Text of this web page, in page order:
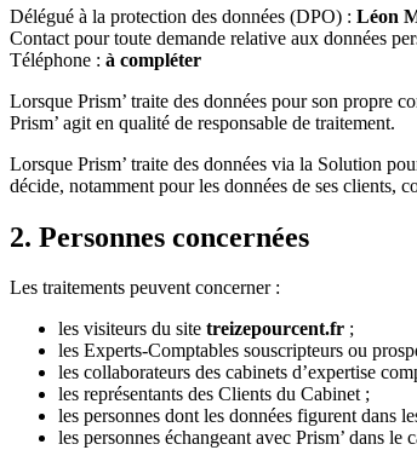
Délégué à la protection des données (DPO) : Léon
Contact pour toute demande relative aux données
Téléphone : à compléter
Lorsque Prism’ traite des données pour son propre
Prism’ agit en qualité de responsable de traitement.
Lorsque Prism’ traite des données via la Solution
décide, notamment pour les données de ses clients,
2. Personnes concernées
Les traitements peuvent concerner :
les visiteurs du site treizepourcent.fr ;
les Experts-Comptables souscripteurs ou
les collaborateurs des cabinets d’expertise
les représentants des Clients du Cabinet ;
les personnes dont les données figurent dans
les personnes échangeant avec Prism’ dans